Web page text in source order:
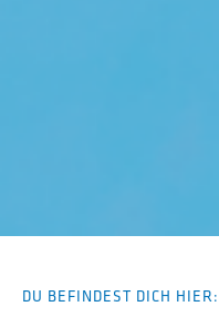
DU BEFINDEST DICH HIER: